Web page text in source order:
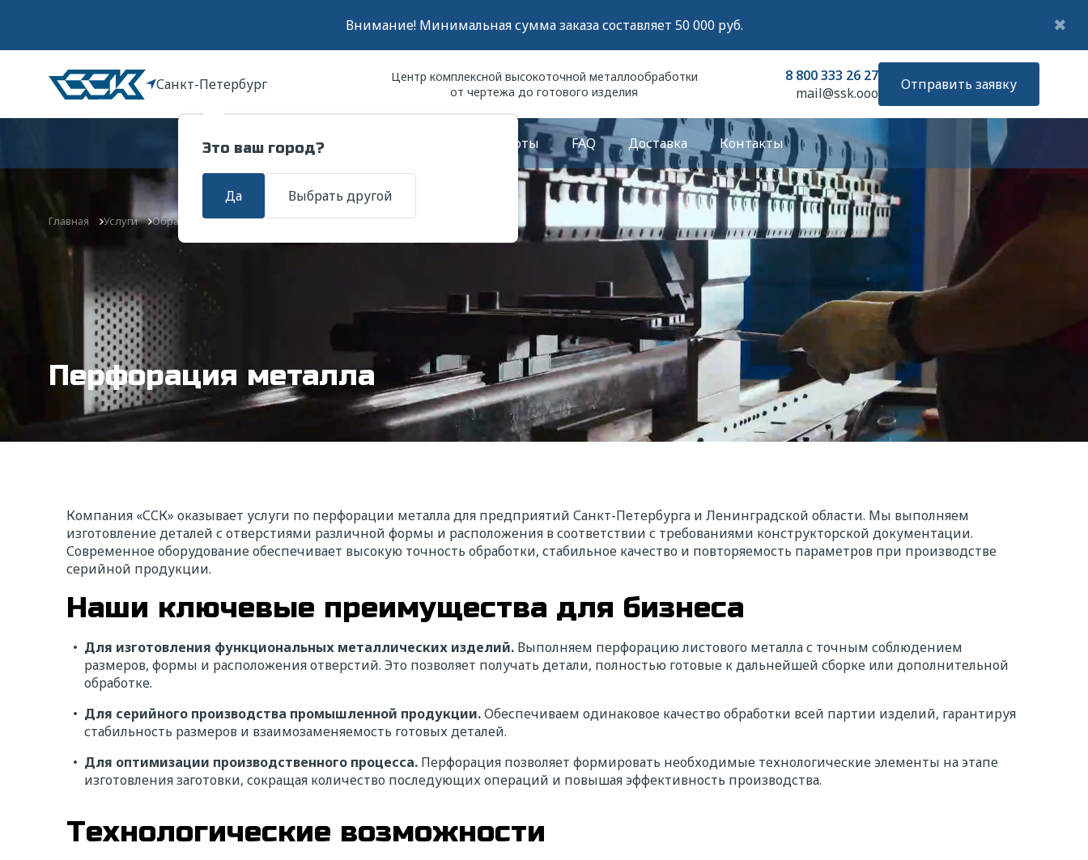
Внимание! Минимальная сумма заказа составляет 50 000 руб. ✖
Санкт-Петербург
Это ваш город?
Да Выбрать другой
Центр комплексной высокоточной металлообработки
от чертежа до готового изделия
8 800 333 26 27
mail@ssk.ooo
Отправить заявку
Услуги Работы FAQ Доставка Контакты
Главная Услуги Обработка металлов давлением Перфорация металла
Перфорация металла
Компания «ССК» оказывает услуги по перфорации металла для предприятий Санкт-Петербурга и Ленинградской области. Мы выполняем
изготовление деталей с отверстиями различной формы и расположения в соответствии с требованиями конструкторской документации.
Современное оборудование обеспечивает высокую точность обработки, стабильное качество и повторяемость параметров при производстве
серийной продукции.
Наши ключевые преимущества для бизнеса
Для изготовления функциональных металлических изделий. Выполняем перфорацию листового металла с точным соблюдением
размеров, формы и расположения отверстий. Это позволяет получать детали, полностью готовые к дальнейшей сборке или дополнительной
обработке.
Для серийного производства промышленной продукции.Обеспечиваем одинаковое качество обработки всей партии изделий, гарантируя
стабильность размеров и взаимозаменяемость готовых деталей.
Для оптимизации производственного процесса. Перфорация позволяет формировать необходимые технологические элементы на этапе
изготовления заготовки, сокращая количество последующих операций и повышая эффективность производства.
Технологические возможности